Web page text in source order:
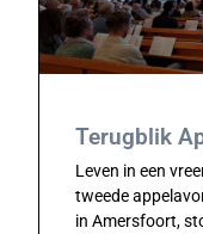
Terugblik
Leven in een
tweede
in Amersfoort,